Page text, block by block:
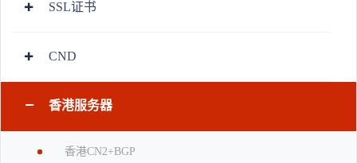
SSL证书
CND
香港服务器
香港CN2+BGP